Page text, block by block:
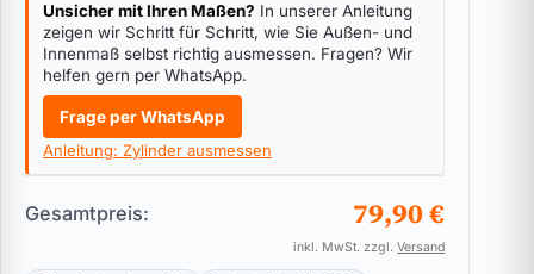
Unsicher mit Ihren Maßen? In unserer Anleitung
zeigen wir Schritt für Schritt, wie Sie Außen- und
Innenmaß selbst richtig ausmessen. Fragen? Wir
helfen gern per WhatsApp.
Frage per WhatsApp
Anleitung: Zylinder ausmessen
Gesamtpreis: 79,90 €
inkl. MwSt. zzgl.Versand